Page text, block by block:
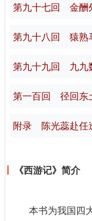
第九十七回 金酬
第九十八回 猿熟
第九十九回 九九
第一百回 径回
附录 陈光蕊赴任
《西游记》简介
本书为我国四